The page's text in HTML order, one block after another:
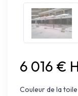
6 016 €
Couleur de la toile